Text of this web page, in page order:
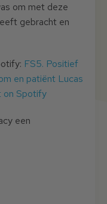
om met deze
gebracht en
FS5. Positief
en patiënt Lucas
on Spotify
een